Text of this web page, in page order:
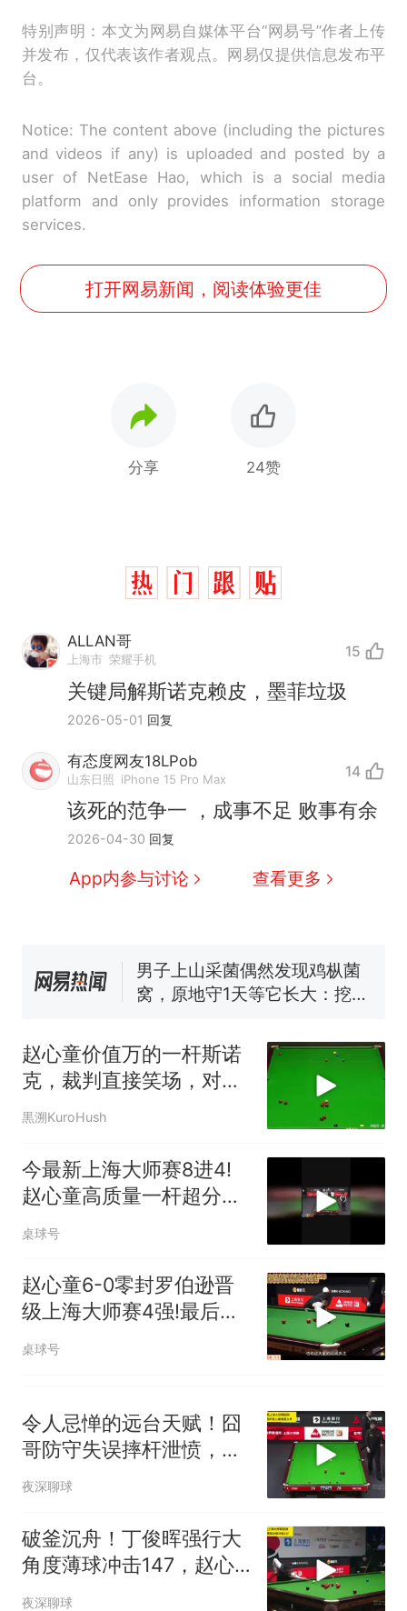
特别声明：本文为网易自媒体平台“网易号”作者上传
并发布，仅代表该作者观点。网易仅提供信息发布平
台。
Notice: The content above (including the pictures
and videos if any) is uploaded and posted by a
user of NetEase Hao, which is a social media
platform and only provides information storage
services.
打开网易新闻，阅读体验更佳
分享 24赞
ALLAN哥
上海市 荣耀手机 15
关键局解斯诺克赖皮，墨菲垃圾
2026-05-01 回复
有态度网友18LPob
山东日照 iPhone 15 Pro Max 14
该死的范争一 ，成事不足 败事有余
2026-04-30 回复
App内参与讨论 查看更多
热
那个在床头放菜刀的女孩，
因老师一句“跟我回家”改写了
人生
新 制裁瓜子饺子，美国怕什
协会回应
男子上山采菌偶然发现鸡枞菌
窝，原地守1天等它长大：挖了
回大海 目击者直呼震惊 （视频
来源：参考消息）
笔试第一被第二名传话劝弃考
官方通报
那个在床头放菜刀的女孩，
人生
赵心童价值万的一杆斯诺
克，裁判直接笑场，对手
闭着眼瞎抡！
黒溯KuroHush
今最新上海大师赛8进4!
赵心童高质量一杆超分快
速战胜罗伯逊!
桌球号
赵心童6-0零封罗伯逊晋
级上海大师赛4强!最后两
局连轰破百打嗨现场观众
桌球号
令人忌惮的远台天赋！囧
哥防守失误摔杆泄愤，赵
心童离谱准度上手
夜深聊球
破釜沉舟！丁俊晖强行大
角度薄球冲击147，赵心
童差点成为配角
夜深聊球